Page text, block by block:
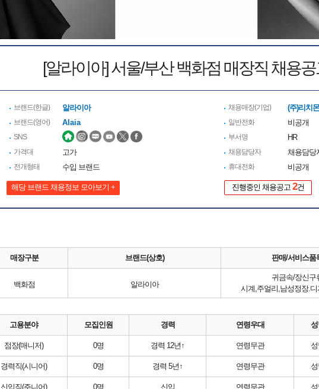
[알라이아] 서울/부산 백화점 매장직 채용
브랜드(한글) 알라이아
브랜드(영어) Alaia
SNS
가격대
고가
전개형태 수입 브랜드
해당 브랜드 채용정보 모아보기 +
채용매장(기업) (주)리치
일반전화 비공개
부서명 HR
채용담당자 채용담당
휴대전화 비공개
진행중인 채용공고 2건
매장구분 브랜드(상호) 판매/서비스품
백화점 알라이아
귀금속/장신구
시계,주얼리,남성정장.
고용분야 모집인원 경력 연령우대
점장(매니저) 0명 경력 12년↑ 연령무관
경력직(시니어) 0명 경력 5년↑ 연령무관
신입직(주니어) 0명 신입 연령무관